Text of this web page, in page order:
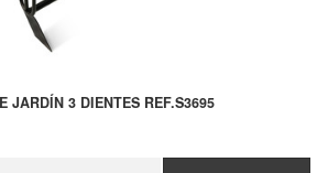
JARDÍN 3 DIENTES REF.S3695